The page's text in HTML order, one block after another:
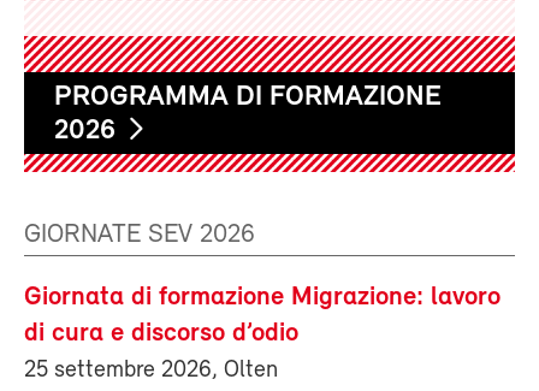
PROGRAMMA DI FORMAZIONE
2026
GIORNATE SEV 2026
Giornata di formazione Migrazione: lavoro
di cura e discorso d’odio
25 settembre 2026, Olten